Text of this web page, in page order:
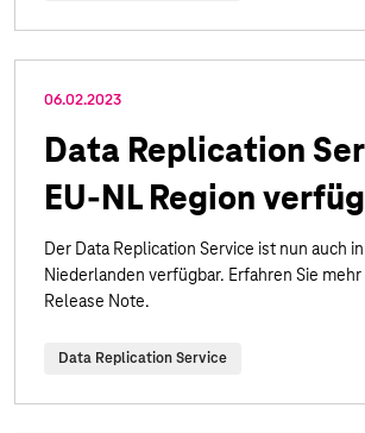
06.02.2023
Data Replication
EU-NL Region
Der Data Replication Service ist nun auch
Niederlanden verfügbar. Erfahren Sie
Release Note.
Data Replication Service